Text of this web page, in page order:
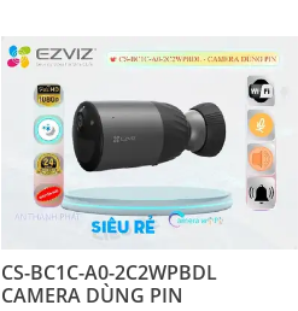
R200-1K3FL4GA là...
CS-BC1C-A0-2C2WPBDL
CAMERA DÙNG PIN